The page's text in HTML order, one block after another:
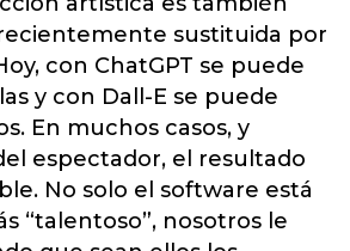
sustituida por
con ChatGPT se puede
y con Dall-E se puede
En muchos casos, y
espectador, el resultado
No solo el software está
“talentoso”, nosotros le